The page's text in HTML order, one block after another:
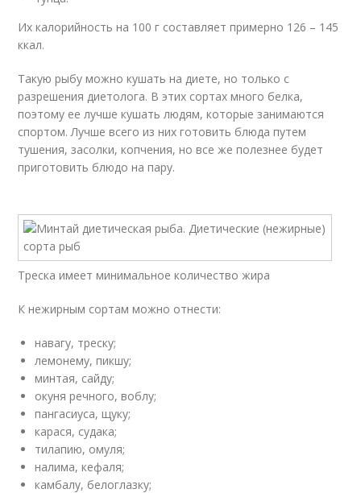
Их калорийность на 100 г составляет примерно 126 – 145
ккал.
Такую рыбу можно кушать на диете, но только с
разрешения диетолога. В этих сортах много белка,
поэтому ее лучше кушать людям, которые занимаются
спортом. Лучше всего из них готовить блюда путем
тушения, засолки, копчения, но все же полезнее будет
приготовить блюдо на пару.
Треска имеет минимальное количество жира
К нежирным сортам можно отнести:
навагу, треску;
лемонему, пикшу;
минтая, сайду;
окуня речного, воблу;
пангасиуса, щуку;
карася, судака;
тилапию, омуля;
налима, кефаля;
камбалу, белоглазку;